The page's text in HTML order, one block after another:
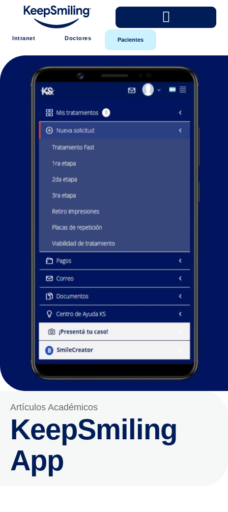
Intranet Doctores Pacientes
Artículos Académicos
KeepSmiling
App